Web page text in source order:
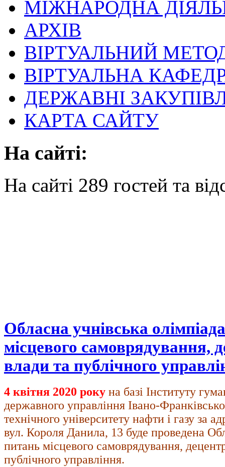
МІЖНАРОДНА
АРХІВ
ВІРТУАЛЬНИЙ
ВІРТУАЛЬНА
ДЕРЖАВНІ
КАРТА САЙТУ
На сайті:
На сайті 289 гостей та
Обласна учнівська
місцевого самоврядування,
влади та публічного
4 квітня 2020 року на базі Інституту
державного управління Івано-
технічного університету нафти і газу за
вул. Короля Данила, 13 буде проведена
питань місцевого самоврядування,
публічного управління.